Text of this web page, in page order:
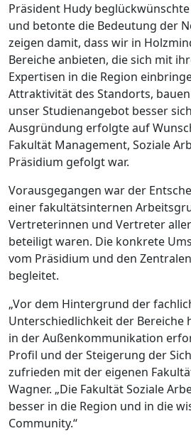
Präsident Hudy
und betonte die Bedeutung der
zeigen damit, dass wir in
Bereiche anbieten, die sich mit
Expertisen in die Region
Attraktivität des Standorts,
unser Studienangebot besser
Ausgründung erfolgte auf
Fakultät Management, Soziale
Präsidium gefolgt war.
Vorausgegangen war der
einer fakultätsinternen
Vertreterinnen und Vertreter
beteiligt waren. Die konkrete
vom Präsidium und den
begleitet.
„Vor dem Hintergrund der
Unterschiedlichkeit der Bereiche
in der Außenkommunikation
Profil und der Steigerung der
zufrieden mit der eigenen
Wagner. „Die Fakultät Soziale
besser in die Region und in die
Community.“